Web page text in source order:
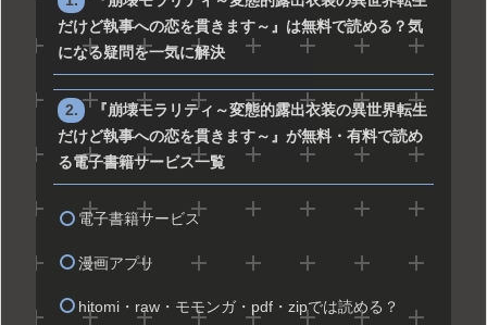
だけど執事への恋を貫きます～』は無料で読める？気
になる疑問を一気に解決
『崩壊モラリティ～変態的露出衣装の異世界転生
だけど執事への恋を貫きます～』が無料・有料で読め
る電子書籍サービス一覧
電子書籍サービス
漫画アプリ
hitomi・raw・モモンガ・pdf・zipでは読める？